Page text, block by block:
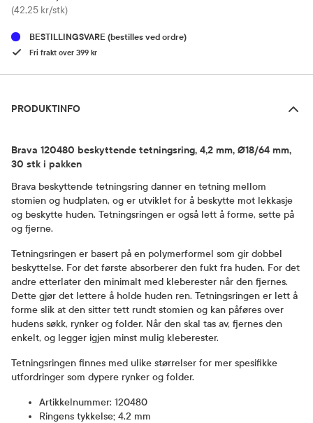
Pris
(42,25 kr/stk)
BESTILLINGSVARE(bestilles ved ordre)
Fri frakt over 399 kr
PRODUKTINFO
Brava 120480 beskyttende tetningsring, 4,2 mm, Ø18/64 mm,
30 stk i pakken
Brava beskyttende tetningsring danner en tetning mellom
stomien og hudplaten, og er utviklet for å beskytte mot lekkasje
og beskytte huden. Tetningsringen er også lett å forme, sette på
og fjerne.
Tetningsringen er basert på en polymerformel som gir dobbel
beskyttelse. For det første absorberer den fukt fra huden. For det
andre etterlater den minimalt med kleberester når den fjernes.
Dette gjør det lettere å holde huden ren. Tetningsringen er lett å
forme slik at den sitter tett rundt stomien og kan påføres over
hudens søkk, rynker og folder. Når den skal tas av, fjernes den
enkelt, og legger igjen minst mulig kleberester.
Tetningsringen finnes med ulike størrelser for mer spesifikke
utfordringer som dypere rynker og folder.
Artikkelnummer: 120480
Ringens tykkelse; 4,2 mm